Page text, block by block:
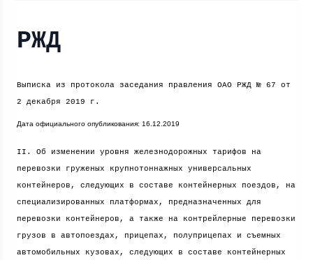
РЖД
Выписка из протокола заседания правления ОАО РЖД № 67 от
2 декабря 2019 г .
Дата официального опубликования: 16.12.2019
II. Об изменении уровня железнодорожных тарифов на
перевозки груженых крупнотоннажных универсальных
контейнеров, следующих в составе контейнерных поездов, на
специализированных платформах, предназначенных для
перевозки контейнеров, а также на контрейлерные перевозки
грузов в автопоездах, прицепах, полуприцепах и съемных
автомобильных кузовах, следующих в составе контейнерных